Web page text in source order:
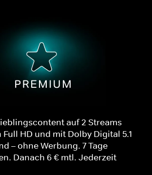
auf 2 Streams
HD und mit Dolby Digital 5.1
– ohne Werbung. 7 Tage
Danach 6 € mtl. Jederzeit